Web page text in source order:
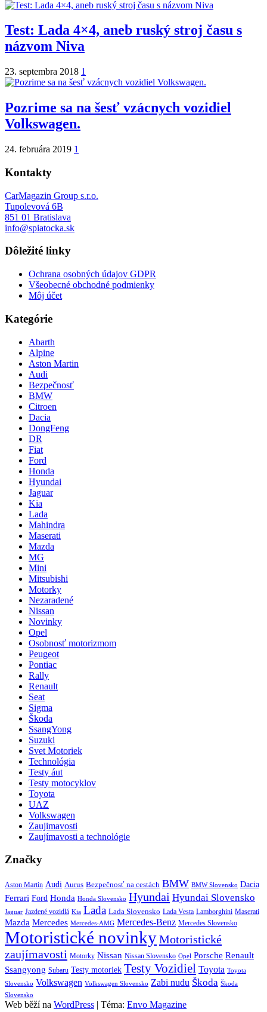
Test: Lada 4×4, aneb ruský stroj času s
názvom Niva
23. septembra 2018 1
Pozrime sa na šesť vzácnych vozidiel
Volkswagen.
24. februára 2019 1
Kontakty
CarMagazin Group s.r.o.
Tupolevová 6B
851 01 Bratislava
info@spiatocka.sk
Dôležité linky
Ochrana osobných údajov GDPR
Všeobecné obchodné podmienky
Môj účet
Kategórie
Abarth
Alpine
Aston Martin
Audi
Bezpečnosť
BMW
Citroen
Dacia
DongFeng
DR
Fiat
Ford
Honda
Hyundai
Jaguar
Kia
Lada
Mahindra
Maserati
Mazda
MG
Mini
Mitsubishi
Motorky
Nezaradené
Nissan
Novinky
Opel
Osobnosť motorizmom
Peugeot
Pontiac
Rally
Renault
Seat
Sigma
Škoda
SsangYong
Suzuki
Svet Motoriek
Technológia
Testy áut
Testy motocyklov
Toyota
UAZ
Volkswagen
Zaujimavosti
Zaujímavosti a technológie
Značky
Aston Martin Audi Aurus Bezpečnosť na cestách BMW BMW Slovensko Dacia
Ferrari Ford Honda Honda Slovensko Hyundai Hyundai Slovensko
Jaguar Jazdené vozidlá Kia Lada Lada Slovensko Lada Vesta Lamborghini Maserati
Mazda Mercedes Mercedes-AMG Mercedes-Benz Mercedes Slovensko
Motoristické novinkyMotoristické
zaujímavosti Motorky Nissan Nissan Slovensko Opel Porsche Renault
Ssangyong Subaru Testy motoriek Testy Vozidiel Toyota Toyota
Slovensko Volkswagen Volkswagen Slovensko Zabi nudu Škoda Škoda
Slovensko
Web běží na WordPress | Téma: Envo Magazine